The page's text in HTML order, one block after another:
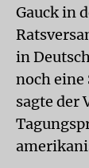
Gauck in
in
noch
sagte der